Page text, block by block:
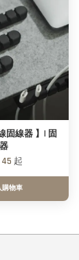
固線器 】| 固
45 起
購物車